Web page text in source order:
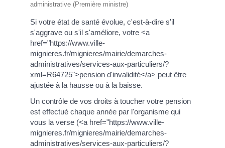
administrative (Première ministre)
Si votre état de santé évolue, c'est-à-dire s'il
s'aggrave ou s'il s'améliore, votre <a
href="https://www.ville-
mignieres.fr/mignieres/mairie/demarches-
administratives/services-aux-particuliers/?
xml=R64725">pension d'invalidité</a> peut être
ajustée à la hausse ou à la baisse.
Un contrôle de vos droits à toucher votre pension
est effectué chaque année par l'organisme qui
vous la verse (<a href="https://www.ville-
mignieres.fr/mignieres/mairie/demarches-
administratives/services-aux-particuliers/?